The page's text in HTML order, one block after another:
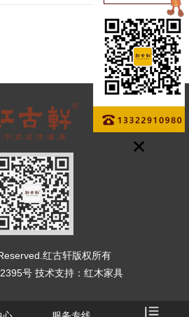
红古轩版权所有
号技术支持： 红木家具